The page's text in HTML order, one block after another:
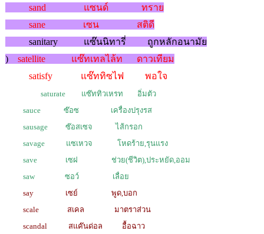
sand แซนด์ ทราย
sane เซน สติดี
sanitary แซ๊นนิทารี่ ถูกหลักอนามัย
)satellite แซ๊ทเทลไล้ท ดาวเทียม
satisfy แซ๊ททิซไฟ พอใจ
saturate แซ๊ททิวเหรท อิ่มตัว
sauce ซ๊อซ เครื่องปรุงรส
sausage ซ๊อสเซจ ไส้กรอก
savage แซเหวจ โหดร้าย,รุนแรง
save เซฝ ช่วย(ชีวิต),ประหยัด,ออม
saw ซอว์ เลื่อย
say เซย์ พูด,บอก
scale สเคล มาตราส่วน
scandal สแค๊นด่อล อื้อฉาว